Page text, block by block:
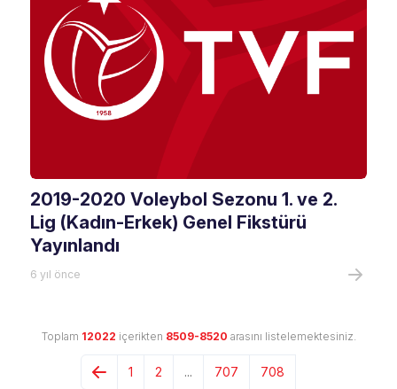
2019-2020 Voleybol Sezonu 1. ve 2.
Lig (Kadın-Erkek) Genel Fikstürü
Yayınlandı
6 yıl önce
Toplam 12022 içerikten 8509-8520 arasını listelemektesiniz.
1 2 ... 707 708